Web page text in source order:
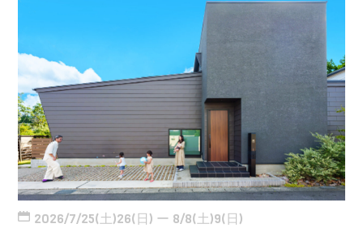
2026/7/25(土)26(日) ー 8/8(土)9(日)